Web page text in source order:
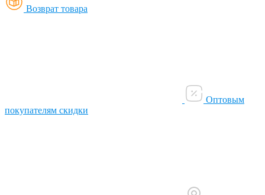
Возврат товара
Оптовым
покупателям скидки